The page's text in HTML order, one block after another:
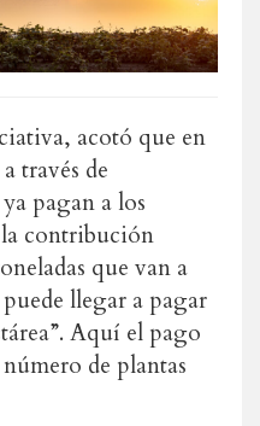
acotó que en
través de
pagan a los
contribución
que van a
llegar a pagar
Aquí el pago
de plantas